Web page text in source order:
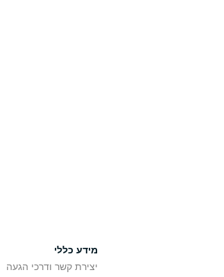
מידע כללי
יצירת קשר ודרכי הגעה